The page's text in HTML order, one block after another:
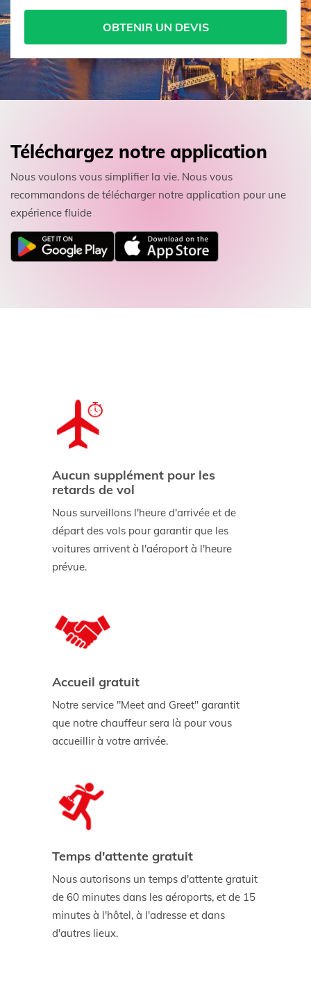
OBTENIR UN DEVIS
Téléchargez notre application
Nous voulons vous simplifier la vie. Nous vous
recommandons de télécharger notre application pour une
expérience fluide
Aucun supplément pour les
retards de vol
Nous surveillons l'heure d'arrivée et de
départ des vols pour garantir que les
voitures arrivent à l'aéroport à l'heure
prévue.
Accueil gratuit
Notre service "Meet and Greet" garantit
que notre chauffeur sera là pour vous
accueillir à votre arrivée.
Temps d'attente gratuit
Nous autorisons un temps d'attente gratuit
de 60 minutes dans les aéroports, et de 15
minutes à l'hôtel, à l'adresse et dans
d'autres lieux.